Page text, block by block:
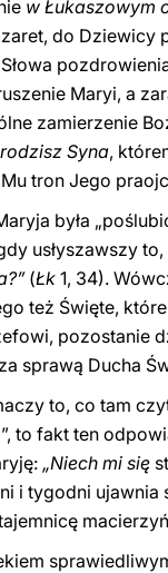
w Łukaszowym
do
Maryi, a
zamierzenie
Syna,
tron Jego
była
usłyszawszy
(Łk 1, 34).
też Święte,
pozostanie
sprawą Ducha
to, co tam
to fakt ten
„Niech mi się
i tygodni